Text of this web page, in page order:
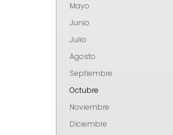
Mayo
Junio
Julio
Agosto
Septiembre
Octubre
Noviembre
Diciembre